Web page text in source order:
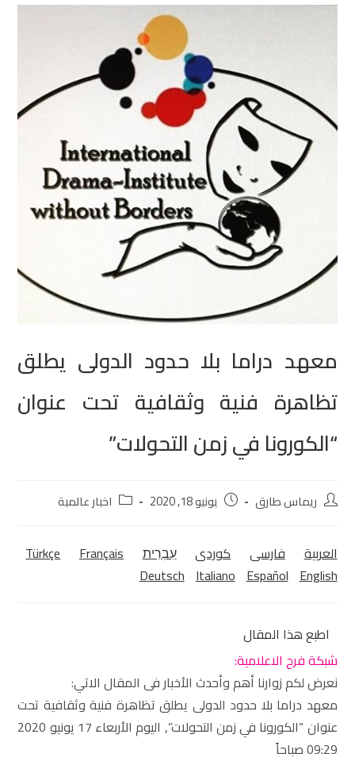
معهد دراما بلا حدود الدولى يطلق
تظاهرة فنية وثقافية تحت عنوان
“الكورونا في زمن التحولات”
ريماس طارق يونيو 18, 2020 اخبار عالمية
العربية فارسی كوردی‎ עִבְרִית Türkçe
Français
Deutsch Italiano Español English
اطبع هذا المقال
شبكة فرح الاعلامية:
نعرض لكم زوارنا أهم وأحدث الأخبار فى المقال الاتي:
معهد دراما بلا حدود الدولى يطلق تظاهرة فنية وثقافية تحت
عنوان “الكورونا في زمن التحولات”, اليوم الأربعاء 17 يونيو 2020
09:29 صباحاً